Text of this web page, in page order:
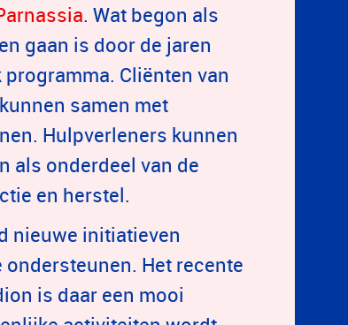
. Wat begon als
gaan is door de jaren
Cliënten van
samen met
Hulpverleners kunnen
als onderdeel van de
en herstel.
nieuwe initiatieven
Het recente
is daar een mooi